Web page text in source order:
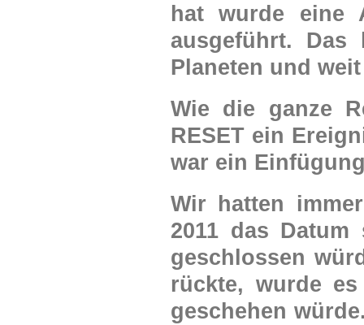
hat wurde eine
ausgeführt. Das
Planeten und
Wie die ganze
RESET ein
war ein
Wir hatten
2011 das Datum
geschlossen
rückte, wurde
geschehen